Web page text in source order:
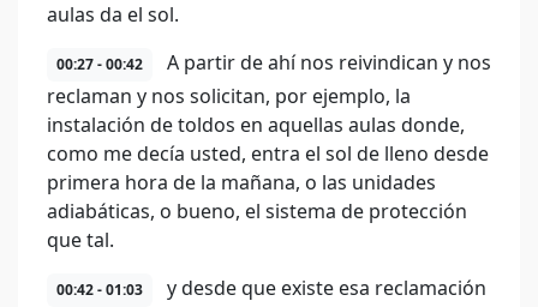
aulas da el sol.
00:27 - 00:42
A partir de ahí nos reivindican y nos
reclaman y nos solicitan, por ejemplo, la
instalación de toldos en aquellas aulas donde,
como me decía usted, entra el sol de lleno desde
primera hora de la mañana, o las unidades
adiabáticas, o bueno, el sistema de protección
que tal.
00:42 - 01:03
y desde que existe esa reclamación